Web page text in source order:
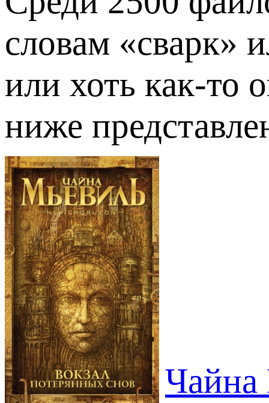
словам «сварк»
или хоть как-то
ниже
Чайна